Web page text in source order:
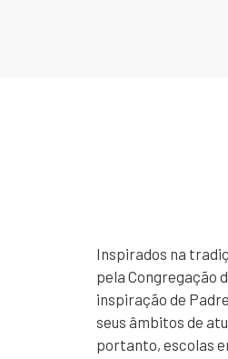
Inspirados na
pela Congregação
inspiração de
seus âmbitos de
portanto, escolas